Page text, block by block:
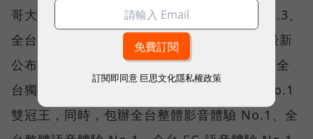
哥大不僅率先奪下「 4G／5G 在線率全球 No.3、
全台 No.1 」國際級榮譽，在 Opensignal 最新
公布的台灣行動網路體驗報告中，更一舉斬獲全
台獨有的「可靠性體驗」與「品質一致性」No.1
雙冠王，同時，包辦全台整體影音體驗 No.1、全
訂閱即同意 巨思文化隱私權政策